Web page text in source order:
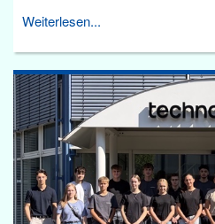
Weiterlesen...